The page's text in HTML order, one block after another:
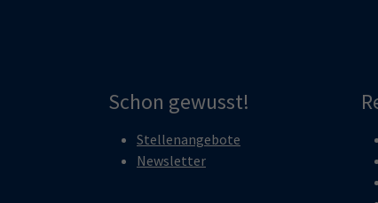
Schon gewusst!
Stellenangebote
Newsletter